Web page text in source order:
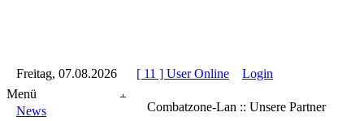
Freitag, 07.08.2026 [ 11 ] User Online Login
Menü
News
Combatzone-Lan :: Unsere Partner